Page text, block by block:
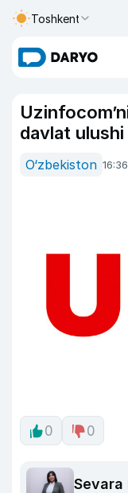
Toshkent
davlat ulushi
O‘zbekiston
0 0
Sevara